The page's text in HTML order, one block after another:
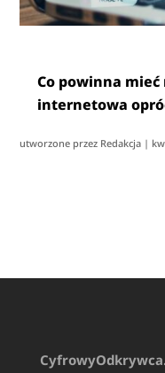
Co powinna
internetowa
utworzone przez Redakcja |